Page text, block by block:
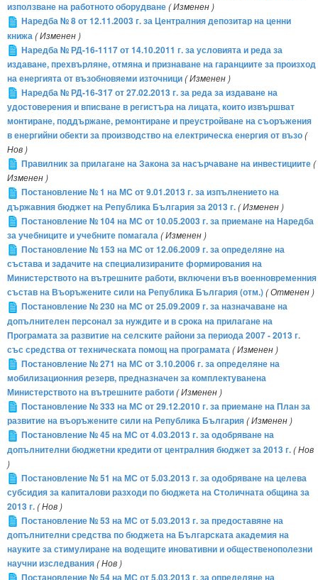
използване на работното оборудване( Изменен )
Наредба № 8 от 12.11.2003 г. за Централния депозитар на ценни
книжа( Изменен )
Наредба № РД-16-1117 от 14.10.2011 г. за условията и реда за
издаване, прехвърляне, отмяна и признаване на гаранциите за произход
на енергията от възобновяеми източници( Изменен )
Наредба № РД-16-317 от 27.02.2013 г. за реда за издаване на
удостоверения и вписване в регистъра на лицата, които извършват
монтиране, поддържане, ремонтиране и преустройване на съоръжения
в енергийни обекти за производство на електрическа енергия от възо(
Нов )
Правилник за прилагане на Закона за насърчаване на инвестициите(
Изменен )
Постановление № 1 на МС от 9.01.2013 г. за изпълнението на
държавния бюджет на Република България за 2013 г.( Изменен )
Постановление № 104 на МС от 10.05.2003 г. за приемане на Наредба
за учебниците и учебните помагала( Изменен )
Постановление № 153 на МС от 12.06.2009 г. за определяне на
състава и задачите на специализираните формирования на
Министерството на вътрешните работи, включени във военновременния
състав на Въоръжените сили на Република България (отм.)( Отменен )
Постановление № 230 на МС от 25.09.2009 г. за назначаване на
допълнителен персонал за нуждите и в срока на прилагане на
Програмата за развитие на селските райони за периода 2007 - 2013 г.
със средства от техническата помощ на програмата( Изменен )
Постановление № 271 на МС от 3.10.2006 г. за определяне на
мобилизационния резерв, предназначен за комплектуванена
Министерството на вътрешните работи( Изменен )
Постановление № 333 на МС от 29.12.2010 г. за приемане на План за
развитие на въоръжените сили на Република България( Изменен )
Постановление № 45 на МС от 4.03.2013 г. за одобряване на
допълнителни бюджетни кредити от централния бюджет за 2013 г.( Нов
)
Постановление № 51 на МС от 5.03.2013 г. за одобряване на целева
субсидия за капиталови разходи по бюджета на Столичната община за
2013 г.( Нов )
Постановление № 53 на МС от 5.03.2013 г. за предоставяне на
допълнителни средства по бюджета на Българската академия на
науките за стимулиране на водещите иновативни и общественополезни
научни изследвания( Нов )